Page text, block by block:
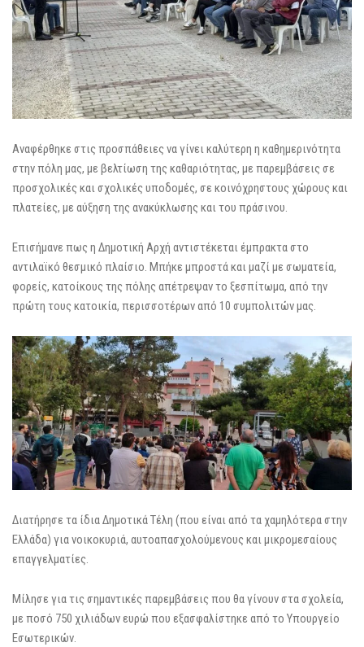
Αναφέρθηκε στις προσπάθειες να γίνει καλύτερη η καθημερινότητα
στην πόλη μας, με βελτίωση της καθαριότητας, με παρεμβάσεις σε
προσχολικές και σχολικές υποδομές, σε κοινόχρηστους χώρους και
πλατείες, με αύξηση της ανακύκλωσης και του πράσινου.
Επισήμανε πως η Δημοτική Αρχή αντιστέκεται έμπρακτα στο
αντιλαϊκό θεσμικό πλαίσιο. Μπήκε μπροστά και μαζί με σωματεία,
φορείς, κατοίκους της πόλης απέτρεψαν το ξεσπίτωμα, από την
πρώτη τους κατοικία, περισσοτέρων από 10 συμπολιτών μας.
Διατήρησε τα ίδια Δημοτικά Τέλη (που είναι από τα χαμηλότερα στην
Ελλάδα) για νοικοκυριά, αυτοαπασχολούμενους και μικρομεσαίους
επαγγελματίες.
Μίλησε για τις σημαντικές παρεμβάσεις που θα γίνουν στα σχολεία,
με ποσό 750 χιλιάδων ευρώ που εξασφαλίστηκε από το Υπουργείο
Εσωτερικών.